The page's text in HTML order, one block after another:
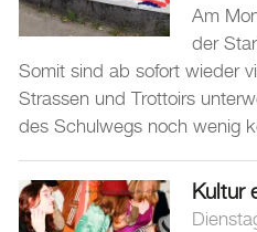
Burgdorf baut
Öffnungszeiten & Kontakt
Veranstaltungskalender
Stadtplan
Am
der
Somit sind ab sofort wieder
Strassen und Trottoirs
des Schulwegs noch wenig
Kultur